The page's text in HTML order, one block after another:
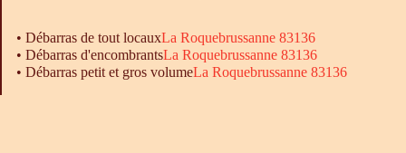
• Débarras de tout locauxLa Roquebrussanne 83136
• Débarras d'encombrantsLa Roquebrussanne 83136
• Débarras petit et gros volumeLa Roquebrussanne 83136